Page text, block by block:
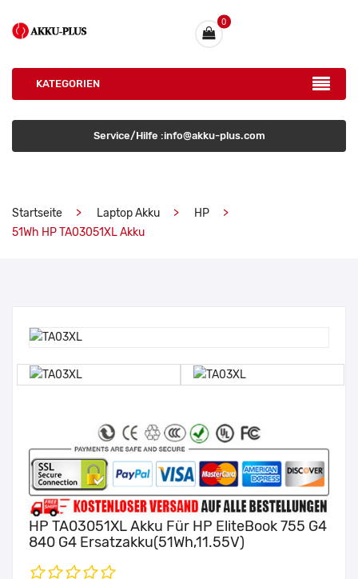
0
KATEGORIEN
Service/Hilfe :info@akku-plus.com
Startseite Laptop Akku
HP
51Wh HP TA03051XL Akku
HP TA03051XL Akku Für HP EliteBook 755 G4
840 G4 Ersatzakku(51Wh,11.55V)